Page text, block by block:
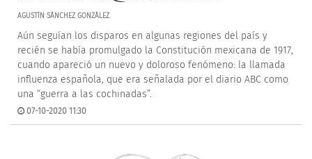
AGUSTÍN SÁNCHEZ GONZÁLEZ
Aún seguían los disparos en algunas regiones del país y
recién se había promulgado la Constitución mexicana de 1917,
cuando apareció un nuevo y doloroso fenómeno: la llamada
influenza española, que era señalada por el diario ABC como
una “guerra a las cochinadas”.
07-10-2020 11:30